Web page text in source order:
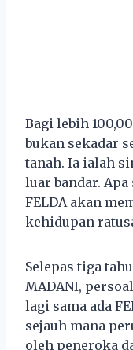
Bagi lebih
bukan sekadar
tanah. Ia ialah
luar bandar.
FELDA akan
kehidupan
Selepas tiga
MADANI,
lagi sama ada
sejauh mana
oleh peneroka